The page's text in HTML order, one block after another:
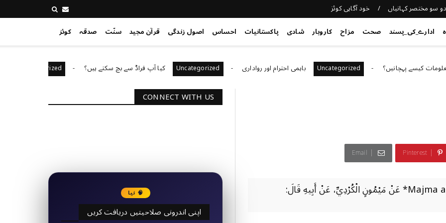
دو سو مختصر کہانیاں خود آگاہی کوئز
ادارے_کی_پسند صحت مزاح کاروبار شادی پاکستانیات احساس اصول زندگی قرآن مجید سنّت صدقہ کوئز
پہچانیں؟ Uncategorized باہمی احترام اور رواداری Uncategorized کیا آپ فراڈ سے بچ سکتے ہیں؟ Uncategorized
Pinterest
Email
*مجمع الزوائد # ٦٦٥٤* *Majma al-Zawa'id # 6654* عَنْ مَيْمُونٍ الْكُرْدِيِّ، عَنْ أَبِيهِ قَالَ:
CONNECT WITH US
🧠 نیا
اپنی اندرونی صلاحیتیں دریافت کریں